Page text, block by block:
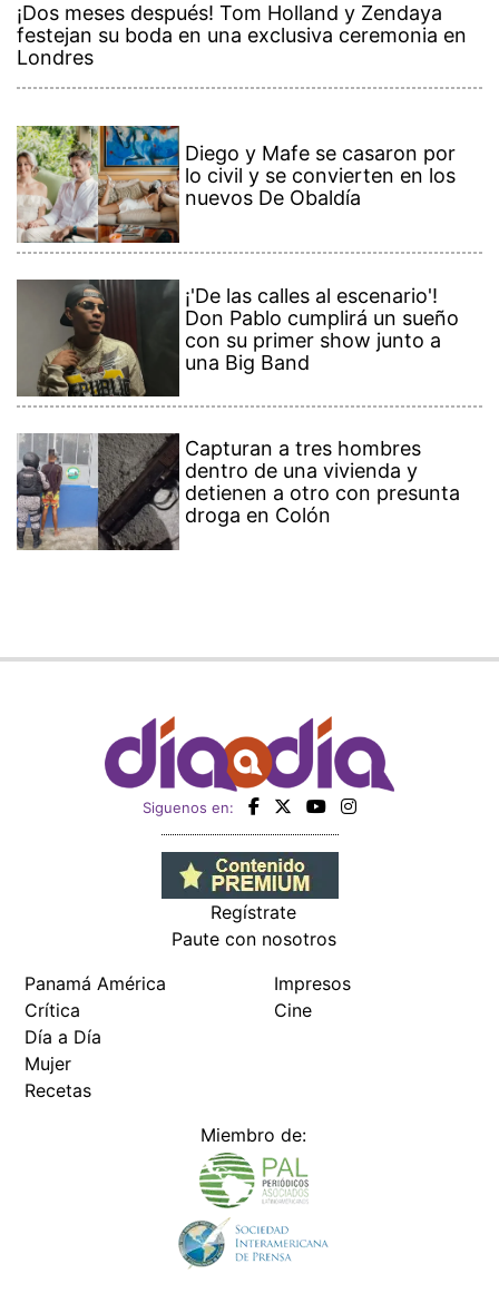
¡Dos meses después! Tom Holland y Zendaya
festejan su boda en una exclusiva ceremonia en
Londres
Diego y Mafe se casaron por
lo civil y se convierten en los
nuevos De Obaldía
¡'De las calles al escenario'!
Don Pablo cumplirá un sueño
con su primer show junto a
una Big Band
Capturan a tres hombres
dentro de una vivienda y
detienen a otro con presunta
droga en Colón
Siguenos en:
Regístrate
Paute con nosotros
Panamá América
Crítica
Día a Día
Mujer
Recetas
Impresos
Cine
Miembro de: